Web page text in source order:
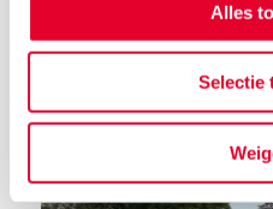
Alles
Selectie